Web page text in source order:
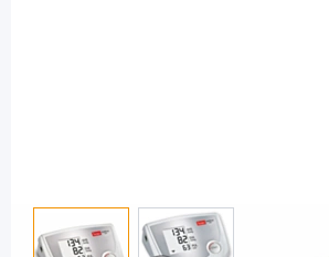
View larger imageView larger image